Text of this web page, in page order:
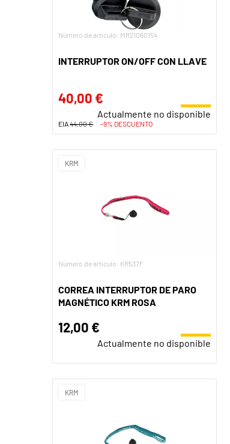
Número de artículo: MR21060154
INTERRUPTOR ON/OFF CON LLAVE
40,00 €
Actualmente no disponible
EIA44,00 € -9% DESCUENTO
KRM
Número de artículo: KR537F
CORREA INTERRUPTOR DE PARO
MAGNÉTICO KRM ROSA
12,00 €
Actualmente no disponible
KRM